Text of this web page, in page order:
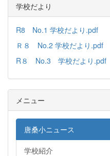
学校だより
R8 No.1 学校だより.pdf
Ｒ８ No.2 学校だより.pdf
R８ No.3 学校だより.pdf
メニュー
唐桑小ニュース
学校紹介